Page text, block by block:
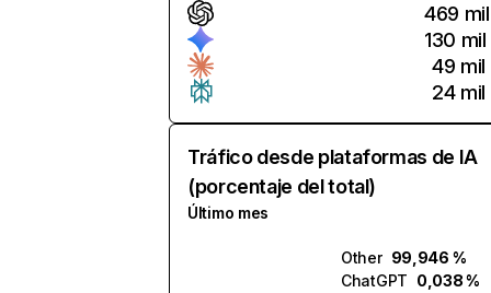
469 mil
130 mil
49 mil
24 mil
Tráfico desde plataformas de IA
(porcentaje del total)
Último mes
Other 99,946 %
ChatGPT 0,038 %